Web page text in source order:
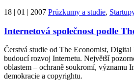
18 | 01 | 2007 Průzkumy a studie,
Internetová společnost podle
Čerstvá studie od The Economist,
budoucí rozvoj Internetu. Největší
oblastem – ochraně soukromí, významu
demokracie a copyrightu.